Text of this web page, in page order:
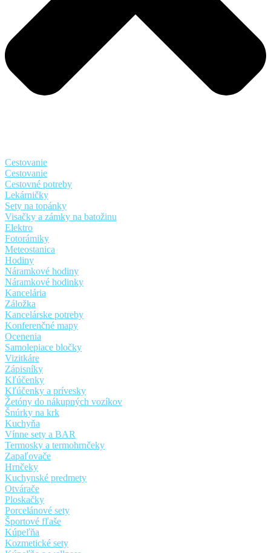
Cestovanie
Cestovanie
Cestovné potreby
Lekárničky
Sety na topánky
Visačky a zámky na batožinu
Elektro
Fotorámiky
Meteostanica
Hodiny
Náramkové hodiny
Náramkové hodinky
Kancelária
Záložka
Kancelárske potreby
Konferenčné mapy
Ocenenia
Samolepiace bločky
Vizitkáre
Zápisníky
Kľúčenky
Kľúčenky a prívesky
Žetóny do nákupných vozíkov
Šnúrky na krk
Kuchyňa
Vínne sety a BAR
Termosky a termohrnčeky
Zapaľovače
Hrnčeky
Kuchynské predmety
Otvárače
Ploskačky
Porcelánové sety
Športové fľaše
Kúpeľňa
Kozmetické sety